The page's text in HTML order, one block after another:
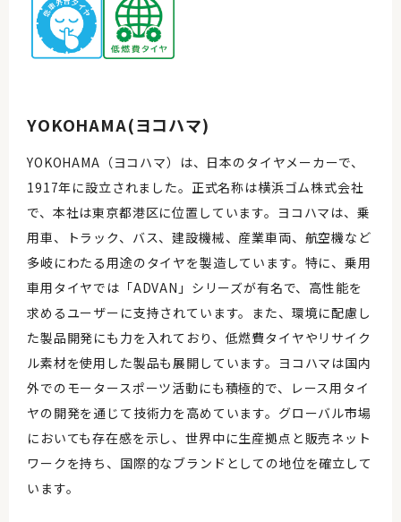
YOKOHAMA(ヨコハマ)
YOKOHAMA（ヨコハマ）は、日本のタイヤメーカーで、
1917年に設立されました。正式名称は横浜ゴム株式会社
で、本社は東京都港区に位置しています。ヨコハマは、乗
用車、トラック、バス、建設機械、産業車両、航空機など
多岐にわたる用途のタイヤを製造しています。特に、乗用
車用タイヤでは「ADVAN」シリーズが有名で、高性能を
求めるユーザーに支持されています。また、環境に配慮し
た製品開発にも力を入れており、低燃費タイヤやリサイク
ル素材を使用した製品も展開しています。ヨコハマは国内
外でのモータースポーツ活動にも積極的で、レース用タイ
ヤの開発を通じて技術力を高めています。グローバル市場
においても存在感を示し、世界中に生産拠点と販売ネット
ワークを持ち、国際的なブランドとしての地位を確立して
います。